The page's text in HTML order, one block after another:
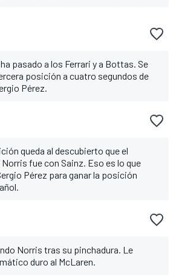
pasado a los Ferrari y a Bottas. Se
posición a cuatro segundos de
Pérez.
queda al descubierto que el
fue con Sainz. Eso es lo que
Pérez para ganar la posición
Norris tras su pinchadura. Le
duro al McLaren.